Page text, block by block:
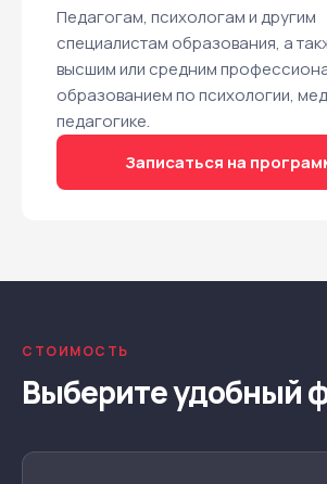
Педагогам, психологам и другим
специалистам образования, а
высшим или средним
образованием по психологии,
педагогике.
Записаться на
СТОИМОСТЬ
Выберите удобный